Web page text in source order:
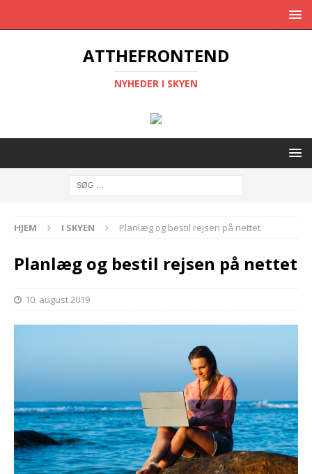
ATTHEFRONTEND
NYHEDER I SKYEN
HJEM I SKYEN Planlæg og bestil rejsen på nettet
Planlæg og bestil rejsen på nettet
10. august 2019